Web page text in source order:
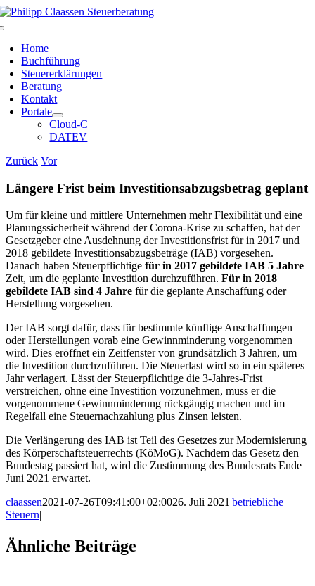
Zum
Home
Buchführung
Steuererklärungen
Beratung
Kontakt
Portale
Cloud-C
DATEV
Zurück Vor
Längere Frist beim Investitionsabzugsbetrag geplant
Um für kleine und mittlere Unternehmen mehr Flexibilität und eine
Planungssicherheit während der Corona-Krise zu schaffen, hat der
Gesetzgeber eine Ausdehnung der Investitionsfrist für in 2017 und
2018 gebildete Inves­titionsabzugsbeträge (IAB) vorgesehen.
Danach haben Steuerpflichtige für in 2017 gebildete IAB 5 Jahre
Zeit, um die geplante Investition durchzuführen. Für in 2018
gebildete IAB sind 4 Jahre für die geplante Anschaffung oder
Herstellung vorgesehen.
Der IAB sorgt dafür, dass für bestimmte künftige Anschaffungen
oder Herstellungen vorab eine Gewinnminderung vorgenommen
wird. Dies eröffnet ein Zeitfenster von grundsätzlich 3 Jahren, um
die Investition durchzuführen. Die Steuerlast wird so in ein späteres
Jahr verlagert. Lässt der Steuerpflichtige die 3-Jahres-Frist
verstreichen, ohne eine Investition vorzunehmen, muss er die
vorgenommene Gewinnminderung rückgängig machen und im
Regelfall eine Steuernachzahlung plus Zinsen leisten.
Die Verlängerung des IAB ist Teil des Gesetzes zur Modernisierung
des Körperschaftsteuerrechts (KöMoG). Nachdem das Gesetz den
Bundestag passiert hat, wird die Zustimmung des Bundesrats Ende
Juni 2021 erwartet.
claassen2021-07-26T09:41:00+02:0026. Juli 2021|betriebliche
Steuern|
Facebook
X
LinkedIn
WhatsApp
Xing
E-
Mail
Ähnliche Beiträge